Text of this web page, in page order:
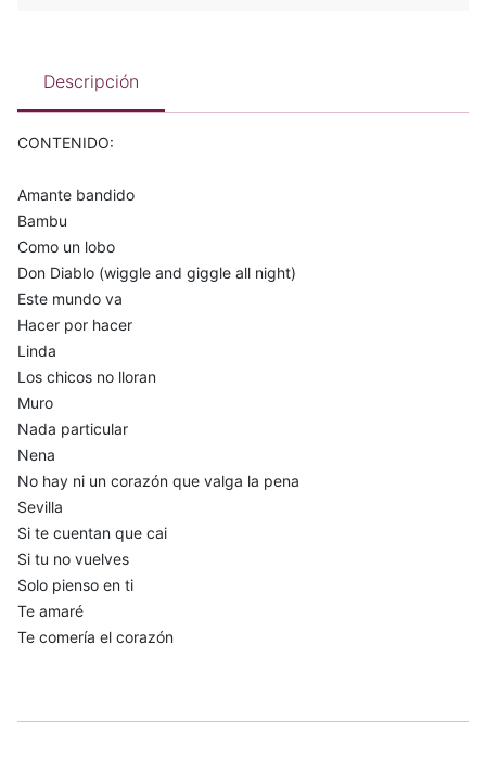
Descripción
CONTENIDO:
Amante bandido
Bambu
Como un lobo
Don Diablo (wiggle and giggle all night)
Este mundo va
Hacer por hacer
Linda
Los chicos no lloran
Muro
Nada particular
Nena
No hay ni un corazón que valga la pena
Sevilla
Si te cuentan que cai
Si tu no vuelves
Solo pienso en ti
Te amaré
Te comería el corazón